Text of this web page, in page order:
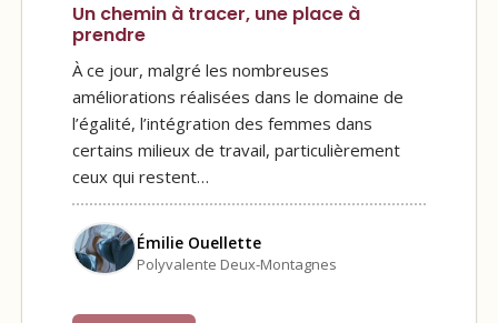
Un chemin à tracer, une place à
prendre
À ce jour, malgré les nombreuses
améliorations réalisées dans le domaine de
l’égalité, l’intégration des femmes dans
certains milieux de travail, particulièrement
ceux qui restent…
Émilie Ouellette
Polyvalente Deux-Montagnes